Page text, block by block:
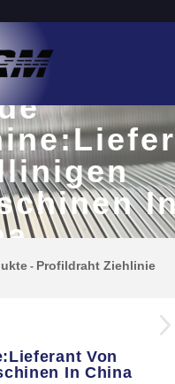
- Profildraht Ziehlinie
Von
In China